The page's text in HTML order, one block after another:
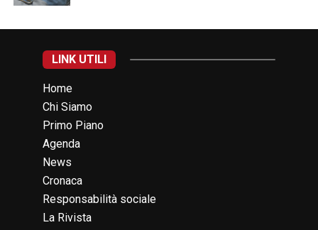
LINK UTILI
Home
Chi Siamo
Primo Piano
Agenda
News
Cronaca
Responsabilità sociale
La Rivista